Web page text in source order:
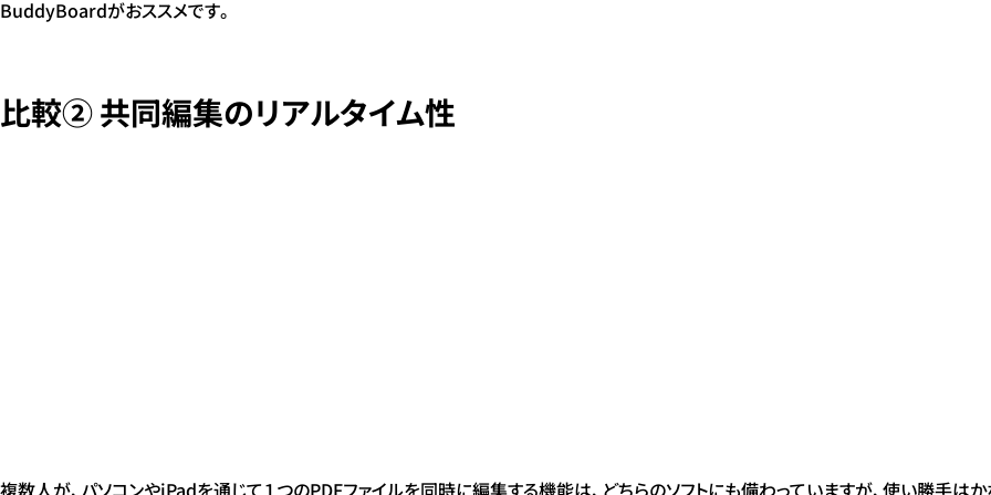
BuddyBoardがおススメです。
比較② 共同編集のリアルタイム性
複数人が、パソコンやiPadを通じて１つのPDFファイルを同時に編集する機能は、どちらのソフトにも備わっていますが、使い勝手はか